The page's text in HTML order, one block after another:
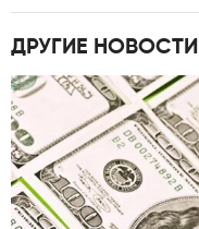
ДРУГИЕ НОВОСТИ